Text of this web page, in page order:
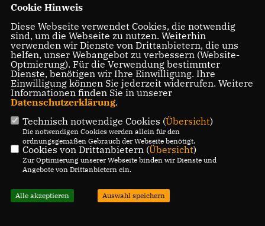
Cookie Hinweis
Diese Webseite verwendet Cookies, die notwendig
sind, um die Webseite zu nutzen. Weiterhin
verwenden wir Dienste von Drittanbietern, die uns
helfen, unser Webangebot zu verbessern (Website-
Optmierung). Für die Verwendung bestimmter
Dienste, benötigen wir Ihre Einwilligung. Ihre
Einwilligung können Sie jederzeit widerrufen. Weitere
Informationen finden Sie in unserer
Datenschutzerklärung.
Technisch notwendige Cookies (Übersicht)
Die notwendigen Cookies werden allein für den
ordnungsgemäßen Gebrauch der Webseite benötigt.
Cookies von Drittanbietern (Übersicht)
Zur Optimierung unserer Webseite binden wir Dienste und
Angebote von Drittanbietern ein.
Alle akzeptieren Auswahl speichern